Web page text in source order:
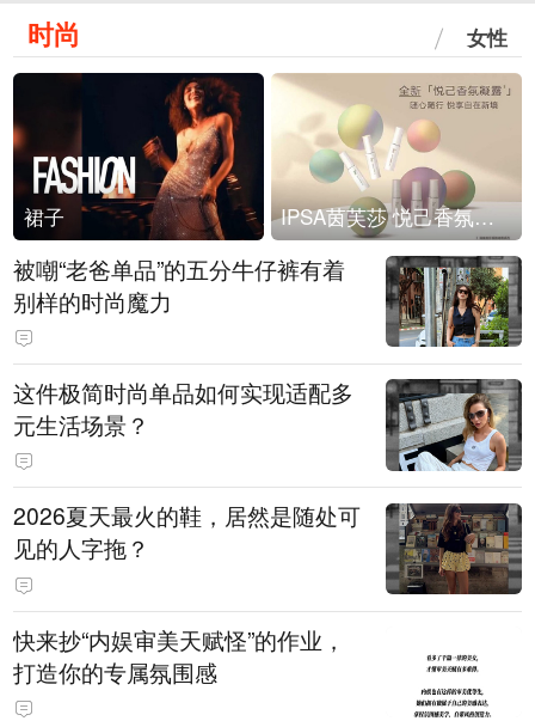
时尚 女性
裙子 IPSA茵芙莎 悦己香氛凝露上市
被嘲“老爸单品”的五分牛仔裤有着
别样的时尚魔力
这件极简时尚单品如何实现适配多
元生活场景？
2026夏天最火的鞋，居然是随处可
见的人字拖？
快来抄“内娱审美天赋怪”的作业，
打造你的专属氛围感